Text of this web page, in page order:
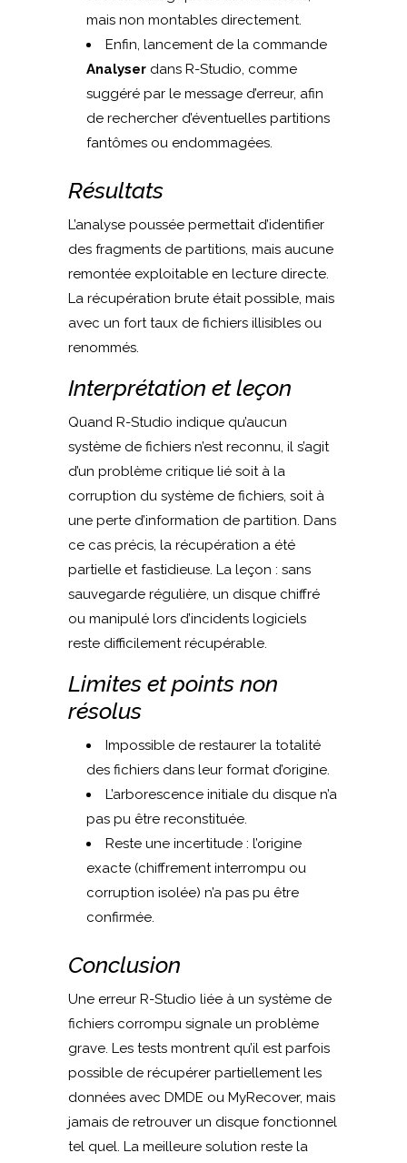
mais non montables directement.
Enfin, lancement de la commande
Analyserdans R-Studio, comme
suggéré par le message d’erreur, afin
de rechercher d’éventuelles partitions
fantômes ou endommagées.
Résultats
L’analyse poussée permettait d’identifier
des fragments de partitions, mais aucune
remontée exploitable en lecture directe.
La récupération brute était possible, mais
avec un fort taux de fichiers illisibles ou
renommés.
Interprétation et leçon
Quand R-Studio indique qu’aucun
système de fichiers n’est reconnu, il s’agit
d’un problème critique lié soit à la
corruption du système de fichiers, soit à
une perte d’information de partition. Dans
ce cas précis, la récupération a été
partielle et fastidieuse. La leçon : sans
sauvegarde régulière, un disque chiffré
ou manipulé lors d’incidents logiciels
reste difficilement récupérable.
Limites et points non
résolus
Impossible de restaurer la totalité
des fichiers dans leur format d’origine.
L’arborescence initiale du disque n’a
pas pu être reconstituée.
Reste une incertitude : l’origine
exacte (chiffrement interrompu ou
corruption isolée) n’a pas pu être
confirmée.
Conclusion
Une erreur R-Studio liée à un système de
fichiers corrompu signale un problème
grave. Les tests montrent qu’il est parfois
possible de récupérer partiellement les
données avec DMDE ou MyRecover, mais
jamais de retrouver un disque fonctionnel
tel quel. La meilleure solution reste la